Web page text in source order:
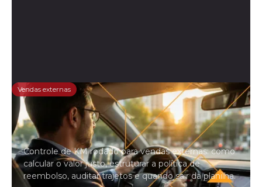
Vendas externas
Controle de KM rodado para
vendedores externos: o guia
completo
Controle de KM rodado para vendas externas: como
calcular o valor justo, estruturar a política de
reembolso, auditar trajetos e quando sair da planilha.